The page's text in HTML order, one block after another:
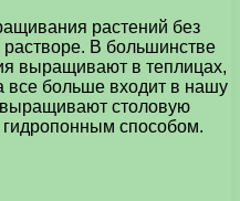
растений без
В большинстве
выращивают в теплицах,
все больше входит в нашу
столовую
способом.